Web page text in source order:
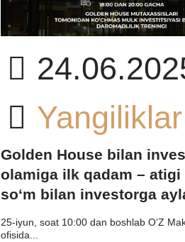
Yangiliklar
Golden House bilan
olamiga ilk qadam –
so‘m bilan investorga
25-iyun, soat 10:00 dan boshlab O’Z
ofisida...